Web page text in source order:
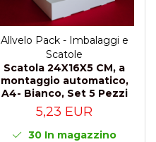
Allvelo Pack - Imbalaggi e
Scatole
Scatola 24X16X5 CM, a
montaggio automatico,
A4- Bianco, Set 5 Pezzi
5,23 EUR
30 In magazzino